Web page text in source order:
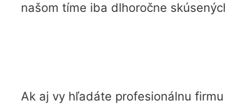
našom tíme iba dlhoročne
Ak aj vy hľadáte profesionálnu